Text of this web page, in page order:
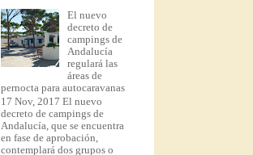
El nuevo
decreto de
campings de
Andalucía
regulará las
áreas de
pernocta para autocaravanas
17 Nov, 2017 El nuevo
decreto de campings de
Andalucía, que se encuentra
en fase de aprobación,
contemplará dos grupos o